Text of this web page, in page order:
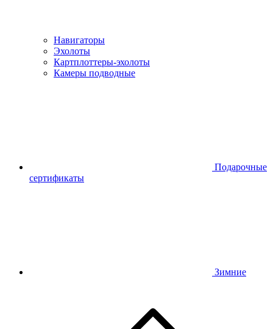
Навигаторы
Эхолоты
Картплоттеры-эхолоты
Камеры подводные
Подарочные
сертификаты
Зимние